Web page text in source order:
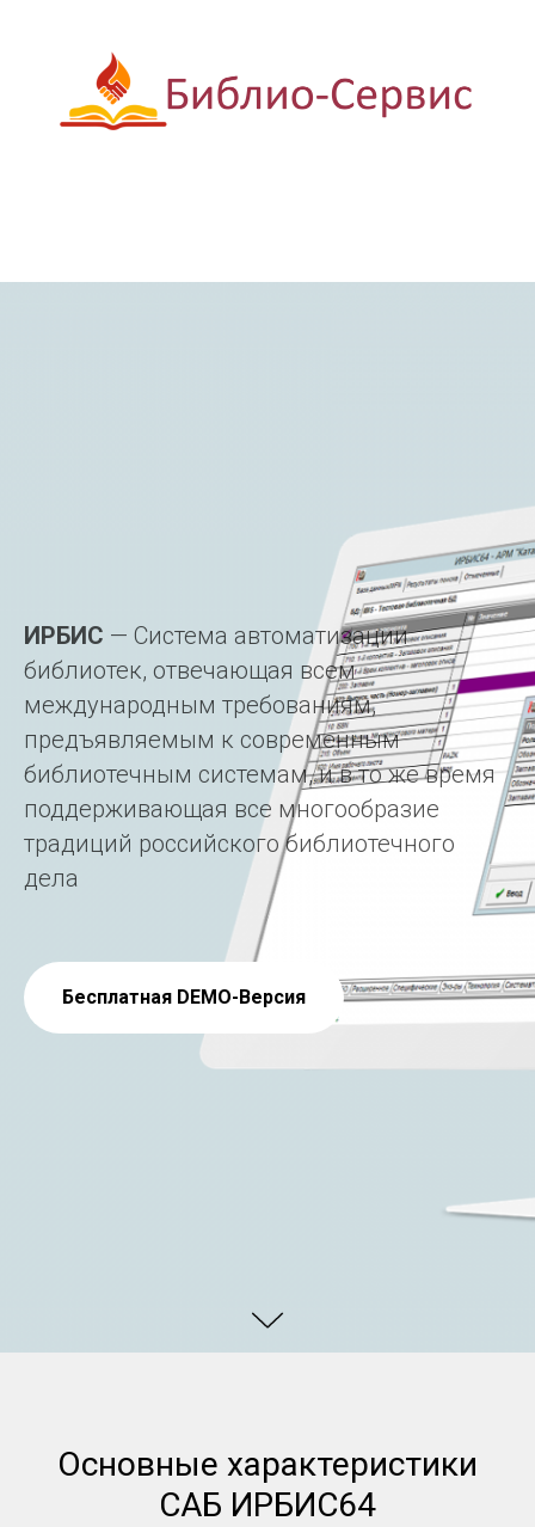
ИРБИС — Система автоматизации
библиотек, отвечающая всем
международным требованиям,
предъявляемым к современным
библиотечным системам, и в то же время
поддерживающая все многообразие
традиций российского библиотечного
дела
Бесплатная DEMO-Версия
Основные характеристики
САБ ИРБИС64